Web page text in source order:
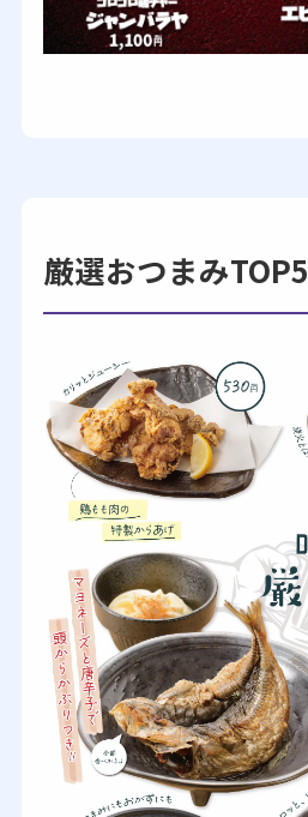
厳選おつまみTOP5